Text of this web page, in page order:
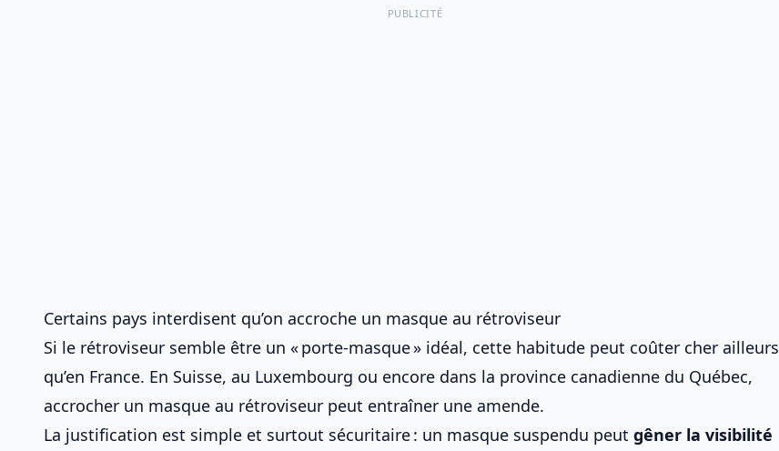
PUBLICITÉ
Certains pays interdisent qu’on accroche un masque au rétroviseur
Si le rétroviseur semble être un « porte-masque » idéal, cette habitude peut coûter cher ailleurs
qu’en France. En Suisse, au Luxembourg ou encore dans la province canadienne du Québec,
accrocher un masque au rétroviseur peut entraîner une amende.
La justification est simple et surtout sécuritaire : un masque suspendu peut gêner la visibilité